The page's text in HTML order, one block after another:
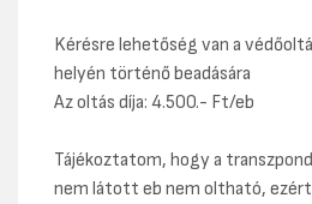
Kérésre lehetőség van a
helyén történő beadására
Az oltás díja: 4.500.- Ft/eb
Tájékoztatom, hogy a
nem látott eb nem oltható, ezért